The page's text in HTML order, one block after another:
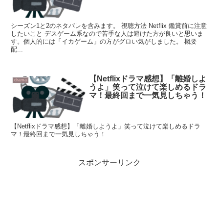
シーズン1と2のネタバレを含みます。 視聴方法 Netflix 鑑賞前に注意
したいこと デスゲーム系なので苦手な人は避けた方が良いと思いま
す。個人的には「イカゲーム」の方がグロい気がしました。 概要
配...
drama
【Netflixドラマ感想】「離婚しよ
うよ」笑って泣けて楽しめるドラ
マ！最終回まで一気見しちゃう！
【Netflixドラマ感想】「離婚しようよ」笑って泣けて楽しめるドラ
マ！最終回まで一気見しちゃう！
スポンサーリンク